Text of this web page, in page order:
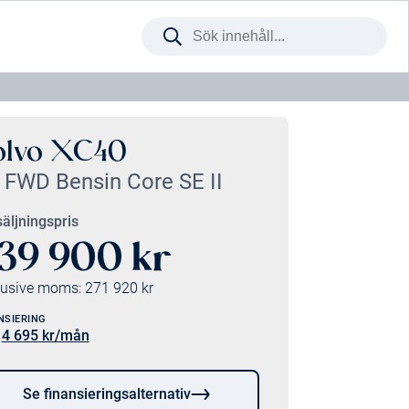
Sök
webbplatsen
XC40
FWD Bensin Core SE II
900 kr
moms: 271 920 kr
4 695kr/mån
Se finansieringsalternativ